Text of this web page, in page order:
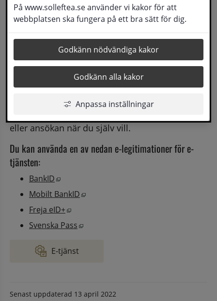
På www.solleftea.se använder vi kakor för att
webbplatsen ska fungera på ett bra sätt för dig.
Godkänn nödvändiga kakor
Godkänn alla kakor
Anpassa inställningar
Skicka förslag på ny e-
tjänst
Sollefteås kommun vill förenkla dina kontakter
med oss genom att erbjuda fler e-tjänster på vår
webbsida. Därför vill vi ta reda på vilka e-
eller ansökan när du själv vill.
Du kan använda en av nedan e-legitimationer för e-
tjänsten:
BankID
Mobilt BankID
Freja eID+
Svenska Pass
E-tjänst
Senast uppdaterad 13 april 2022